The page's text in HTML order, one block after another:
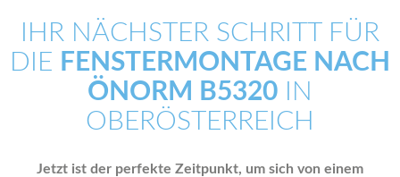
IHR NÄCHSTER SCHRITT FÜR
DIE FENSTERMONTAGE NACH
ÖNORM B5320 IN
OBERÖSTERREICH
Jetzt ist der perfekte Zeitpunkt, um sich von einem